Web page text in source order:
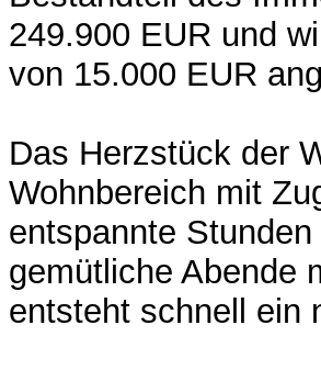
249.900 EUR und
von 15.000 EUR
Das Herzstück der
Wohnbereich mit
entspannte
gemütliche Abende
entsteht schnell ein